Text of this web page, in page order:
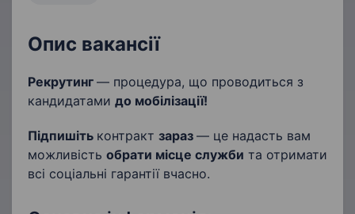
Опис вакансії
Рекрутинг — процедура, що проводиться з
кандидатами до мобілізації!
Підпишіть контракт зараз — це надасть вам
можливість обрати місце служби та отримати
всі соціальні гарантії вчасно.